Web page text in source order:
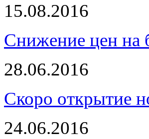
15.08.2016
Снижение цен на
28.06.2016
Скоро открытие
24.06.2016